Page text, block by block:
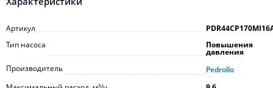
Артикул
Тип насоса
Повышения
давления
Производитель
Pedrollo